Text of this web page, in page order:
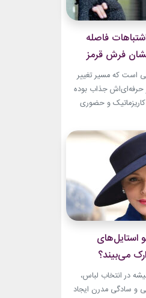
فاصله
فرش قرمز
است که مسیر تغییر
حرفه‌ای‌اش جذاب بوده
و حضوری
هنوز زبان شخصی خود را
اکسسوری
کالکشن
استایل‌های
می‌بیند؟
در انتخاب لباس،
و سادگی مدرن ایجاد